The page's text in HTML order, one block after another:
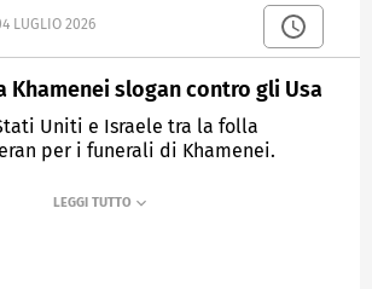
LUGLIO 2026
Khamenei slogan contro gli Usa
Uniti e Israele tra la folla
per i funerali di Khamenei.